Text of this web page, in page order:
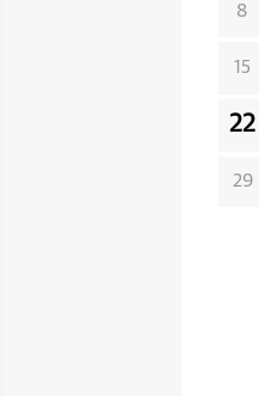
8
15
22
29